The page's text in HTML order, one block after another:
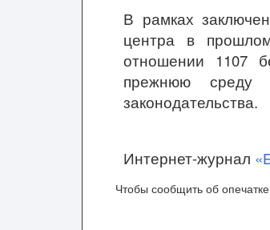
В рамках
центра в
отношении 1107
прежнюю среду
законодательства.
Интернет-журнал
Чтобы сообщить об